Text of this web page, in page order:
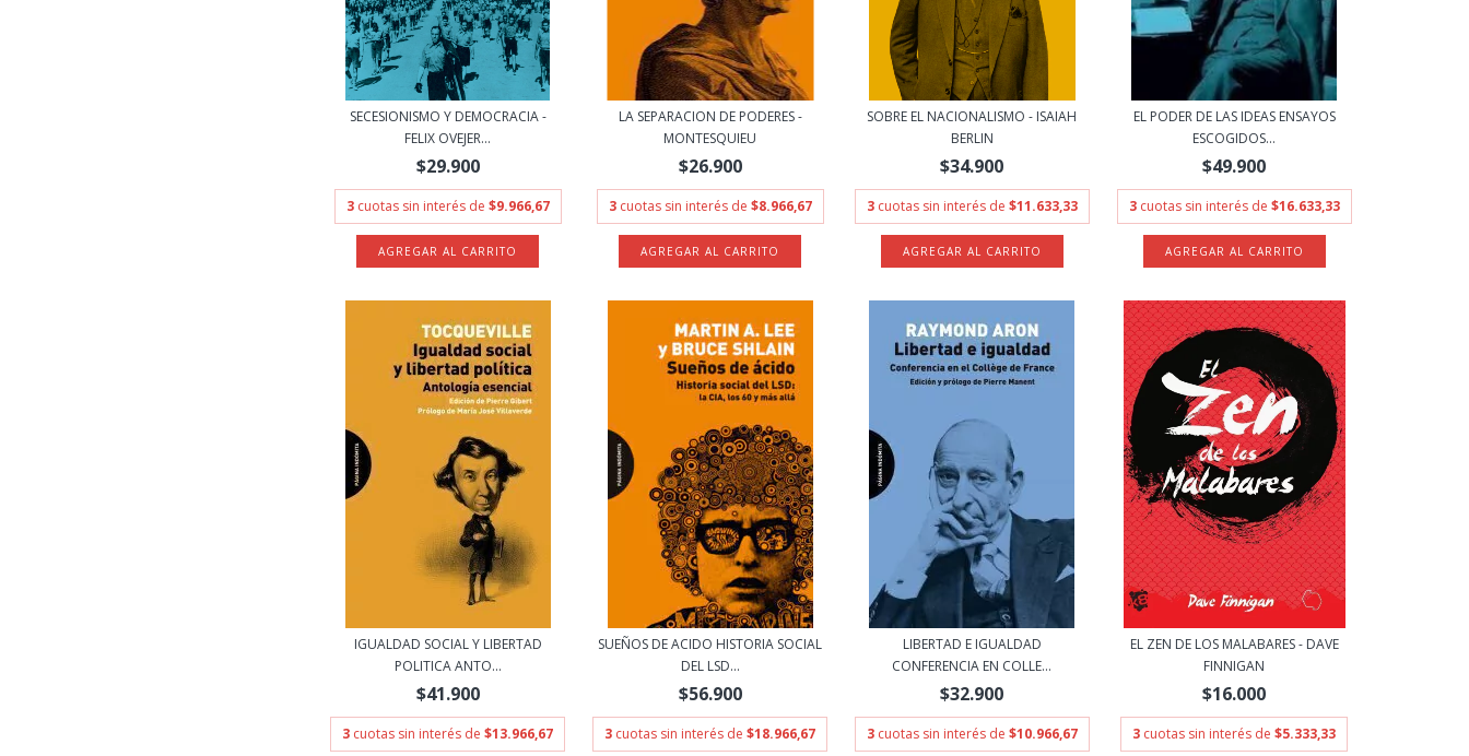
SECESIONISMO Y DEMOCRACIA -
FELIX OVEJER...
$29.900
3 cuotas sin interés de $9.966,67
LA SEPARACION DE PODERES -
MONTESQUIEU
$26.900
3 cuotas sin interés de $8.966,67
SOBRE EL NACIONALISMO - ISAIAH
BERLIN
$34.900
3 cuotas sin interés de $11.633,33
EL PODER DE LAS IDEAS ENSAYOS
ESCOGIDOS...
$49.900
3 cuotas sin interés de $16.633,33
IGUALDAD SOCIAL Y LIBERTAD
POLITICA ANTO...
$41.900
3 cuotas sin interés de$13.966,67
SUEÑOS DE ACIDO HISTORIA SOCIAL
DEL LSD...
$56.900
3 cuotas sin interés de$18.966,67
LIBERTAD E IGUALDAD
CONFERENCIA EN COLLE...
$32.900
3 cuotas sin interés de $10.966,67
EL ZEN DE LOS MALABARES - DAVE
FINNIGAN
$16.000
3 cuotas sin interés de$5.333,33